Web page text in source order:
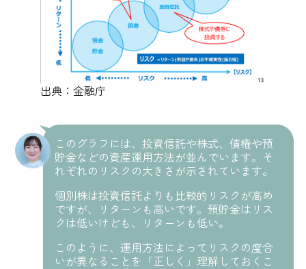
出典：金融庁
このグラフには、投資信託や株式、債権や預
貯金などの資産運用方法が並んでいます。そ
れぞれのリスクの大きさが示されています。
個別株は投資信託よりも比較的リスクが高め
ですが、リターンも高いです。預貯金はリス
クは低いけども、リターンも低い。
このように、運用方法によってリスクの度合
いが異なることを「正しく」理解しておくこ